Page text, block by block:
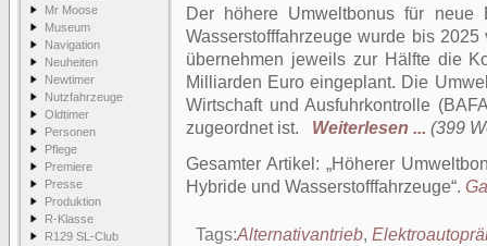
Mr Moose
Museum
Navigation
Neuheiten
Newtimer
Nutzfahrzeuge
Oldtimer
Personen
Pflege
Premiere
Presse
Produktion
R-Klasse
R129 SL-Club
Der höhere Umweltbonus für neue
Wasserstofffahrzeuge wurde bis
übernehmen jeweils zur Hälfte die
Milliarden Euro eingeplant. Die
Wirtschaft und Ausfuhrkontrolle
zugeordnet ist.
Weiterlesen ... (399
Gesamter Artikel: Höherer
Hybride und Wasserstofffahrzeuge .
Tags:Alternativantrieb,